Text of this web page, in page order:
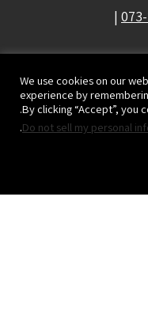
|
We use cookies on our
experience by
By clicking “Accept”, you
Do not sell my personal
.